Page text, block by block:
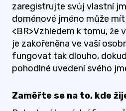
zaregistrujte svůj vlastní
doménové jméno může mít
<BR>Vzhledem k tomu, že
je zakořeněna ve vaší
fungovat tak dlouho,
pohodlné uvedení svého
Zaměřte se na to, kde